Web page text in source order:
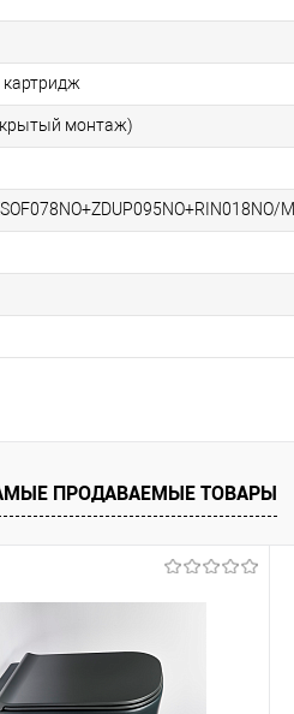
картридж
монтаж)
M
ПРОДАВАЕМЫЕ ТОВАРЫ